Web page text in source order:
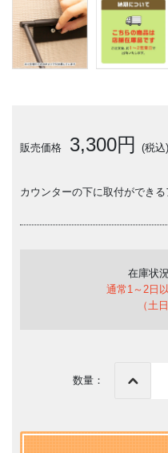
販売価格 3,300円 (税込)
カウンターの下に取付ができる
在庫状
通常1～2日
（土
数量：